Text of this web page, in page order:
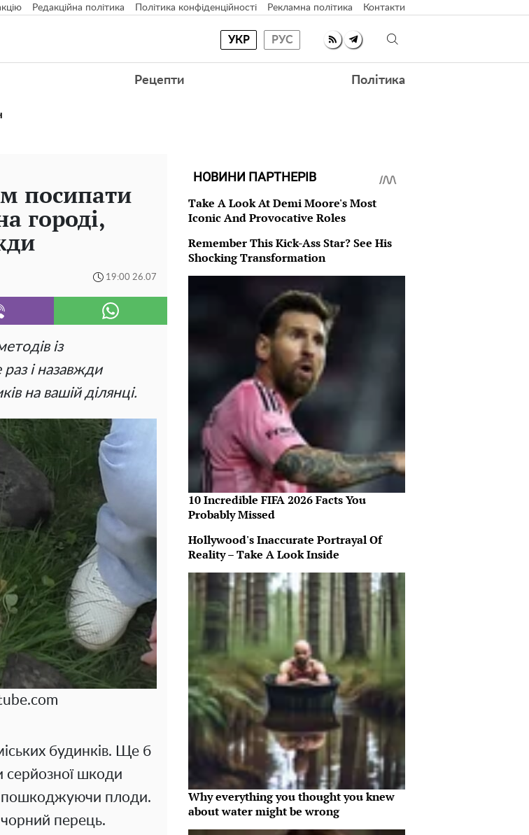
Редакційна політика Політика конфіденційності Рекламна політика Контакти
УКР РУС
Рецепти Політика
посипати
городі,
19:00 26.07
із
і назавжди
на вашій ділянці.
будинків. Ще б
серйозної шкоди
пошкоджуючи плоди.
перець.
НОВИНИ ПАРТНЕРІВ
Take A Look At Demi Moore's Most
Iconic And Provocative Roles
Remember This Kick-Ass Star? See His
Shocking Transformation
10 Incredible FIFA 2026 Facts You
Probably Missed
Hollywood's Inaccurate Portrayal Of
Reality – Take A Look Inside
Why everything you thought you knew
about water might be wrong